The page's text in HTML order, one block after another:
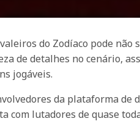
do Zodíaco pode não
de detalhes no cenário,
jogáveis.
da plataforma de
com lutadores de quase